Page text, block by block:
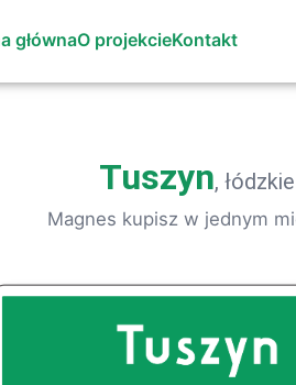
głównaO projekcieKontakt
Tuszyn, łódzkie
Magnes kupisz w jednym